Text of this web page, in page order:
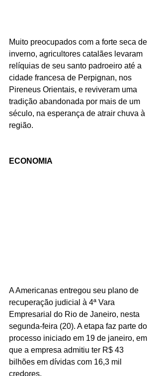
Muito preocupados com a forte seca de
inverno, agricultores catalães levaram
relíquias de seu santo padroeiro até a
cidade francesa de Perpignan, nos
Pireneus Orientais, e reviveram uma
tradição abandonada por mais de um
século, na esperança de atrair chuva à
região.
ECONOMIA
A Americanas entregou seu plano de
recuperação judicial à 4ª Vara
Empresarial do Rio de Janeiro, nesta
segunda-feira (20). A etapa faz parte do
processo iniciado em 19 de janeiro, em
que a empresa admitiu ter R$ 43
bilhões em dívidas com 16,3 mil
credores.